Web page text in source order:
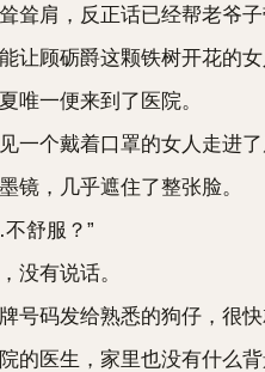
肩，反正话已经帮老爷子
顾砺爵这颗铁树开花的女
一便来到了医院。
个戴着口罩的女人走进了
，几乎遮住了整张脸。
舒服？”
有说话。
码发给熟悉的狗仔，很快
医生，家里也没有什么背